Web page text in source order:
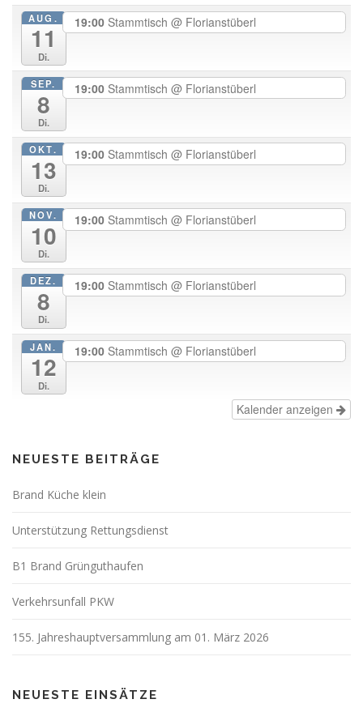
AUG.
11
Di.
19:00 Stammtisch @ Florianstüberl
SEP.
8
Di.
19:00 Stammtisch @ Florianstüberl
OKT.
13
Di.
19:00 Stammtisch @ Florianstüberl
NOV.
10
Di.
19:00 Stammtisch @ Florianstüberl
DEZ.
8
Di.
19:00 Stammtisch @ Florianstüberl
JAN.
12
Di.
19:00 Stammtisch @ Florianstüberl
Kalender anzeigen
NEUESTE BEITRÄGE
Brand Küche klein
Unterstützung Rettungsdienst
B1 Brand Grünguthaufen
Verkehrsunfall PKW
155. Jahreshauptversammlung am 01. März 2026
NEUESTE EINSÄTZE